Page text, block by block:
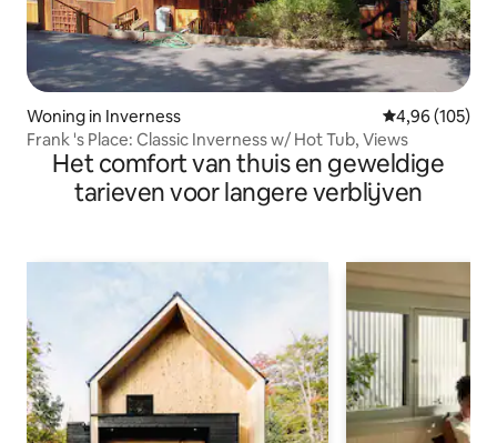
Woning in Inverness Gemiddelde
4,96 (105)
Frank 's Place: Classic Inverness w/ Hot Tub, Views
Het comfort van thuis en geweldige
tarieven voor langere verblijven